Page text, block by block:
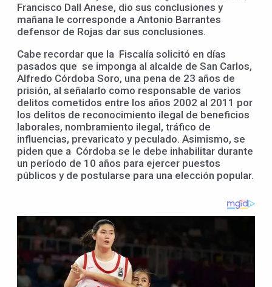
Francisco Dall Anese, dio sus conclusiones y
mañana le corresponde a Antonio Barrantes
defensor de Rojas dar sus conclusiones.
Cabe recordar que la Fiscalía solicitó en días
pasados que se imponga al alcalde de San Carlos,
Alfredo Córdoba Soro, una pena de 23 años de
prisión, al señalarlo como responsable de varios
delitos cometidos entre los años 2002 al 2011 por
los delitos de reconocimiento ilegal de beneficios
laborales, nombramiento ilegal, tráfico de
influencias, prevaricato y peculado. Asimismo, se
piden que a Córdoba se le debe inhabilitar durante
un período de 10 años para ejercer puestos
públicos y de postularse para una elección popular.